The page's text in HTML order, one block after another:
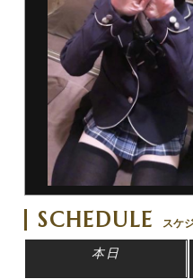
SCHEDULE スケ
本日